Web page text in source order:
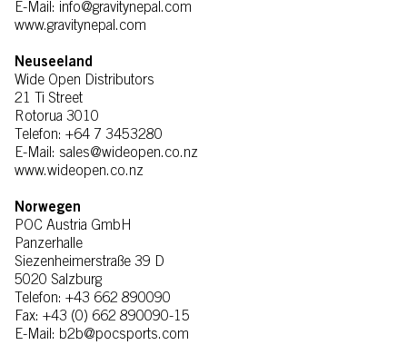
E-Mail: info@gravitynepal.com
www.gravitynepal.com
Neuseeland
Wide Open Distributors
21 Ti Street
Rotorua 3010
Telefon: +64 7 3453280
E-Mail: sales@wideopen.co.nz
www.wideopen.co.nz
Norwegen
POC Austria GmbH
Panzerhalle
Siezenheimerstraße 39 D
5020 Salzburg
Telefon: +43 662 890090
Fax: +43 (0) 662 890090-15
E-Mail: b2b@pocsports.com